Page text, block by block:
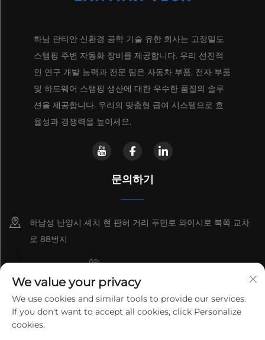
하남 란티안 신환경 공학 기술 유한 회사는 고정밀도
스탬핑 주변 자동화 장비를 제공합니다. 우리 선진적
인 연구 개발 능력과 전문 팀은 자동차 부품, 전자 부품
및 하드웨어 스탬핑 생산에 대한 우수한 품질의 솔루
션을 제공합니다. 우리의 맞춤형 급여 시스템으로 효
율성과 경쟁력을 높이세요.
문의하기
하남성 난양시 셰치 현 판허 거리 푸민로 와이시로 북쪽 교차
로 88번지
+8615993153189
+86-13137795975
[email protected]
We value your privacy
We use cookies and similar tools to provide our services.
If you don't want to accept all cookies, click Personalize
cookies.